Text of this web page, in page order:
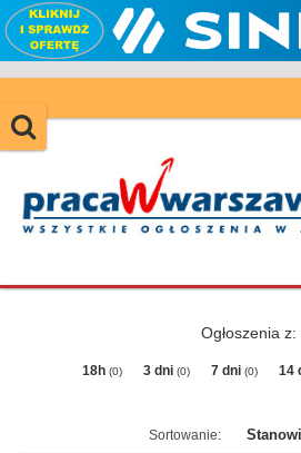
Ogłoszenia z:
18h (0) 3 dni (0) 7 dni (0) 14